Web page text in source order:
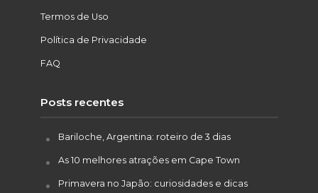
Termos de Uso
Política de Privacidade
FAQ
Posts recentes
Bariloche, Argentina: roteiro de 3 dias
As 10 melhores atrações em Cape Town
Primavera no Japão: curiosidades e dicas